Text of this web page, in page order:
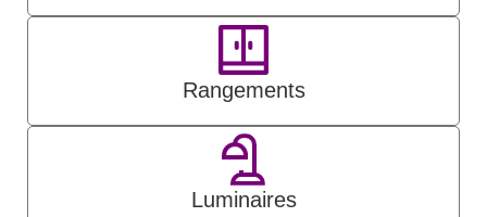
Rangements
Luminaires